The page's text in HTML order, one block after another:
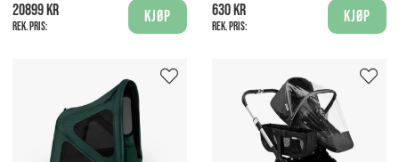
20899 kr
Rek. pris:
Kjøp
630 kr
Rek. pris:
Kjøp